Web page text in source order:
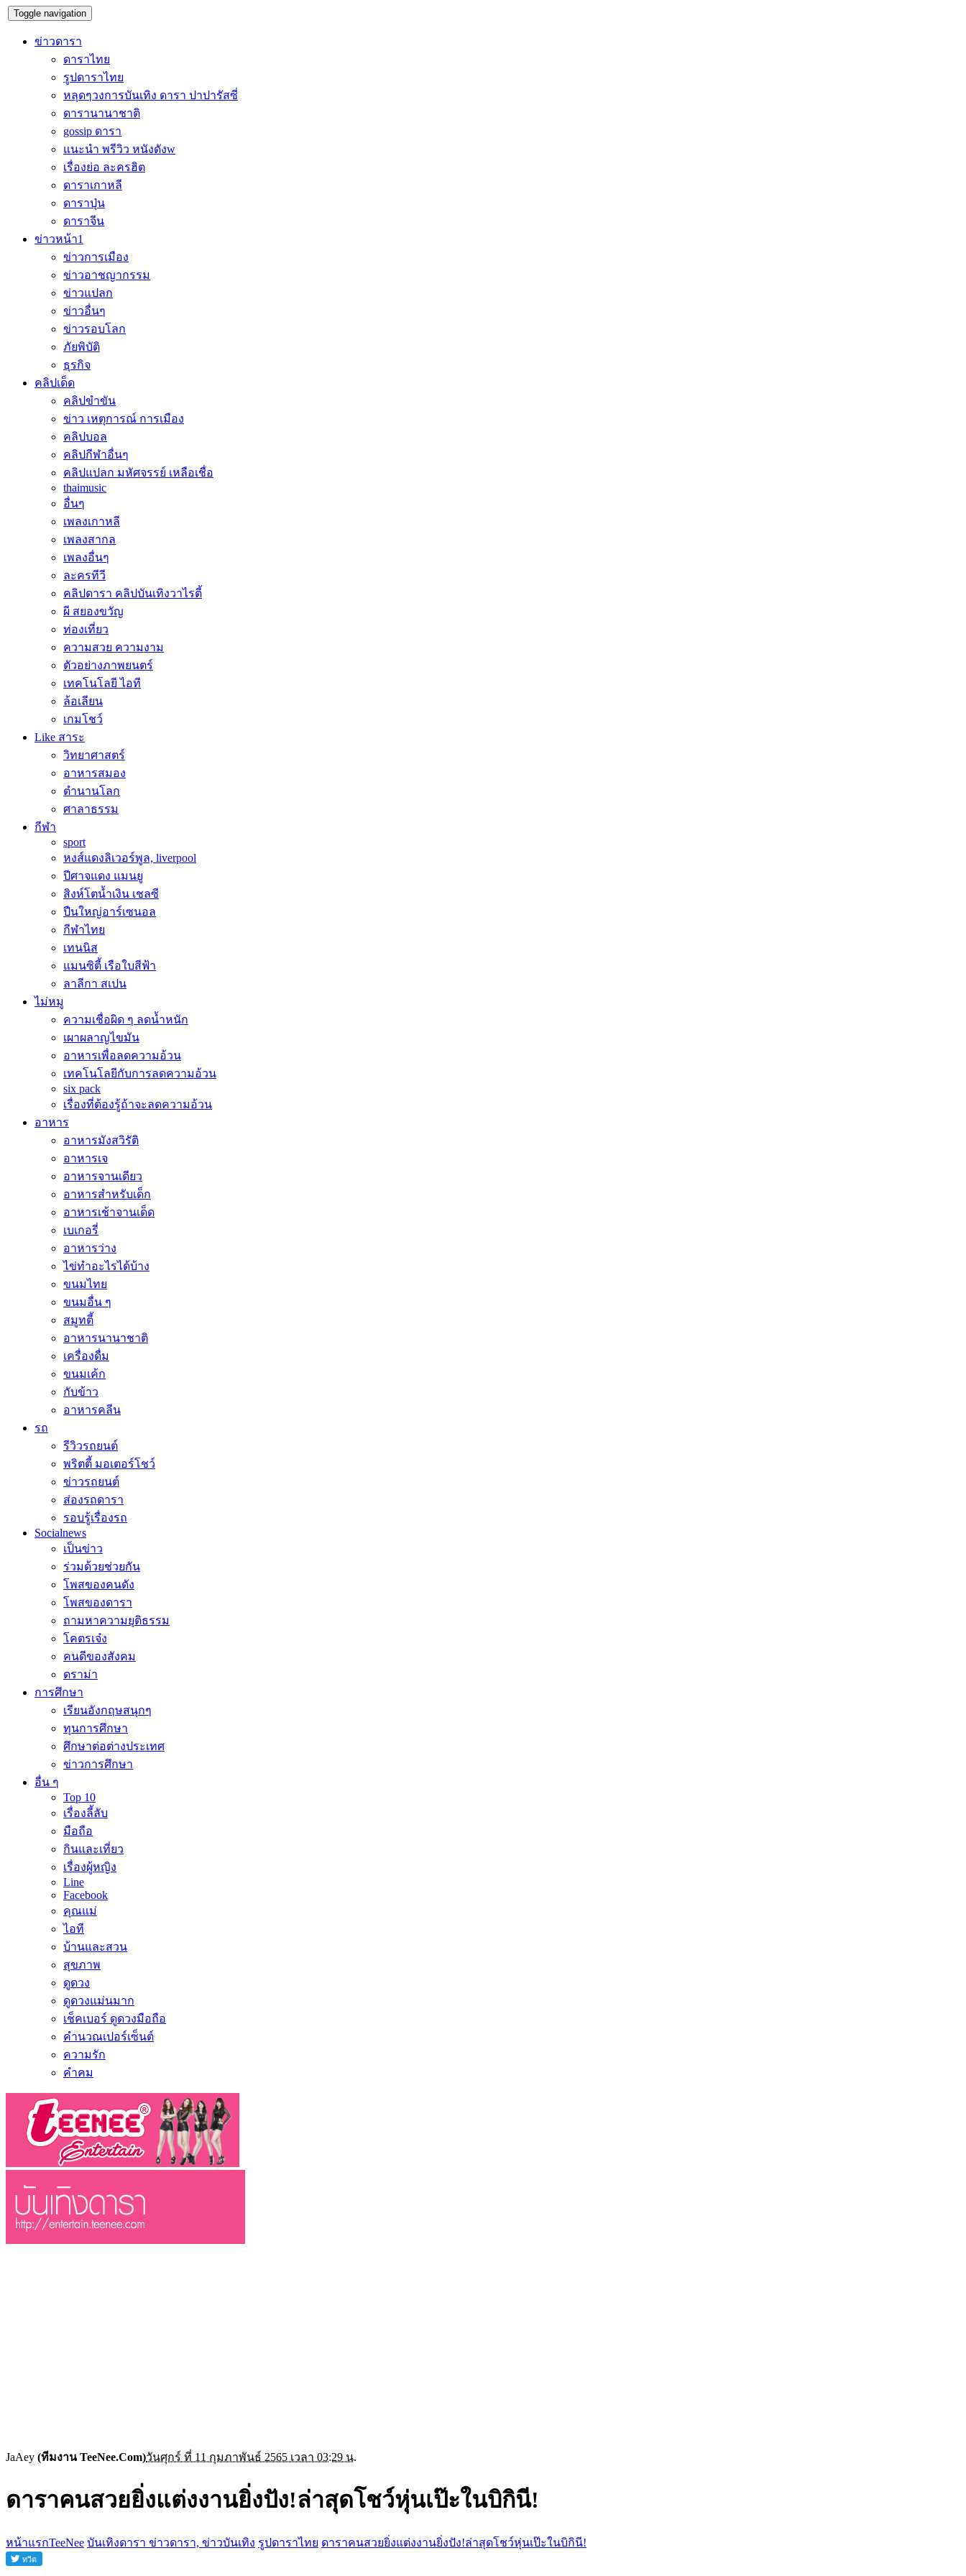
Toggle navigation
ข่าวดารา
ดาราไทย
รูปดาราไทย
หลุดๆวงการบันเทิง ดารา ปาปารัสซี่
ดารานานาชาติ
gossip ดารา
แนะนำ พรีวิว หนังดังw
เรื่องย่อ ละครฮิต
ดาราเกาหลี
ดาราปุ่น
ดาราจีน
ข่าวหน้า1
ข่าวการเมือง
ข่าวอาชญากรรม
ข่าวแปลก
ข่าวอื่นๆ
ข่าวรอบโลก
ภัยพิบัติ
ธุรกิจ
คลิปเด็ด
คลิปขำขัน
ข่าว เหตุการณ์ การเมือง
คลิปบอล
คลิปกีฬาอื่นๆ
คลิปแปลก มหัศจรรย์ เหลือเชื่อ
thaimusic
อื่นๆ
เพลงเกาหลี
เพลงสากล
เพลงอื่นๆ
ละครทีวี
คลิปดารา คลิปบันเทิงวาไรตี้
ผี สยองขวัญ
ท่องเที่ยว
ความสวย ความงาม
ตัวอย่างภาพยนตร์
เทคโนโลยี ไอที
ล้อเลียน
เกมโชว์
Like สาระ
วิทยาศาสตร์
อาหารสมอง
ตำนานโลก
ศาลาธรรม
กีฬา
sport
หงส์แดงลิเวอร์พูล, liverpool
ปีศาจแดง แมนยู
สิงห์โตน้ำเงิน เชลซี
ปืนใหญ่อาร์เซนอล
กีฬาไทย
เทนนิส
แมนซิตี้ เรือใบสีฟ้า
ลาลีกา สเปน
ไม่หมู
ความเชื่อผิด ๆ ลดน้ำหนัก
เผาผลาญไขมัน
อาหารเพื่อลดความอ้วน
เทคโนโลยีกับการลดความอ้วน
six pack
เรื่องที่ต้องรู้ถ้าจะลดความอ้วน
อาหาร
อาหารมังสวิรัติ
อาหารเจ
อาหารจานเดียว
อาหารสำหรับเด็ก
อาหารเช้าจานเด็ด
เบเกอรี่
อาหารว่าง
ไข่ทำอะไรได้บ้าง
ขนมไทย
ขนมอื่น ๆ
สมูทตี้
อาหารนานาชาติ
เครื่องดื่ม
ขนมเค้ก
กับข้าว
อาหารคลีน
รถ
รีวิวรถยนต์
พริตตี้ มอเตอร์โชว์
ข่าวรถยนต์
ส่องรถดารา
รอบรู้เรื่องรถ
Socialnews
เป็นข่าว
ร่วมด้วยช่วยกัน
โพสของคนดัง
โพสของดารา
ถามหาความยุติธรรม
โคตรเจ๋ง
คนดีของสังคม
ดราม่า
การศึกษา
เรียนอังกฤษสนุกๆ
ทุนการศึกษา
ศึกษาต่อต่างประเทศ
ข่าวการศึกษา
อื่น ๆ
Top 10
เรื่องลี้ลับ
มือถือ
กินและเที่ยว
เรื่องผู้หญิง
Line
Facebook
คุณแม่
ไอที
บ้านและสวน
สุขภาพ
ดูดวง
ดูดวงแม่นมาก
เช็คเบอร์ ดูดวงมือถือ
คำนวณเปอร์เซ็นต์
ความรัก
คำคม
JaAey (ทีมงาน TeeNee.Com)วันศุกร์ ที่ 11 กุมภาพันธ์ 2565 เวลา 03:29 น.
ดาราคนสวยยิ่งแต่งงานยิ่งปัง!ล่าสุดโชว์หุ่นเป๊ะในบิกินี!
หน้าแรกTeeNee บันเทิงดารา ข่าวดารา, ข่าวบันเทิง รูปดาราไทย ดาราคนสวยยิ่งแต่งงานยิ่งปัง!ล่าสุดโชว์หุ่นเป๊ะในบิกินี!